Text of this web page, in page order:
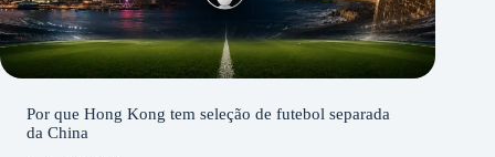
Por que Hong Kong tem seleção de futebol separada
da China